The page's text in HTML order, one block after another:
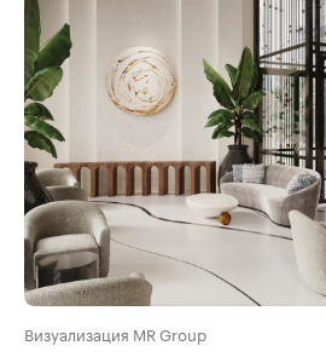
Визуализация MR Group